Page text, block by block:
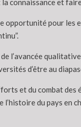
connaissance et
opportunité pour
de l’avancée
d’être au
et du combat des
du pays en